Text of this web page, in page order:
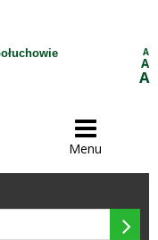
A
A
A

Menu
